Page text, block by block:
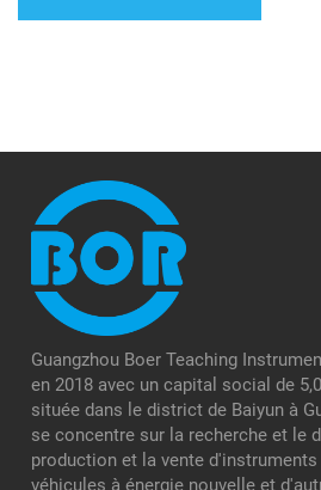
Guangzhou Boer Teaching
en 2018 avec un capital social de
située dans le district de Baiyun à
se concentre sur la recherche et le
production et la vente
véhicules à énergie nouvelle et